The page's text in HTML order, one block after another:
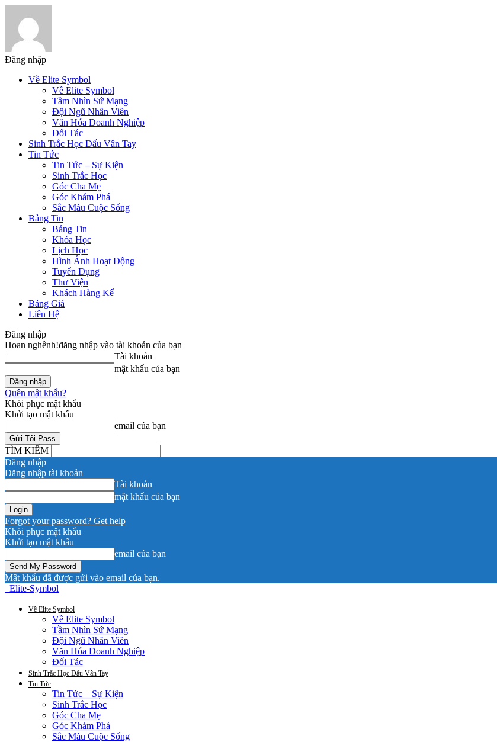
Đăng nhập
Về Elite Symbol
Về Elite Symbol
Tầm Nhìn Sứ Mạng
Đội Ngũ Nhân Viên
Văn Hóa Doanh Nghiệp
Đối Tác
Sinh Trắc Học Dấu Vân Tay
Tin Tức
Tin Tức – Sự Kiện
Sinh Trắc Học
Góc Cha Mẹ
Góc Khám Phá
Sắc Màu Cuộc Sống
Bảng Tin
Bảng Tin
Khóa Học
Lịch Học
Hình Ảnh Hoạt Động
Tuyển Dụng
Thư Viện
Khách Hàng Kể
Bảng Giá
Liên Hệ
Đăng nhập
Hoan nghênh!đăng nhập vào tài khoản của bạn
Tài khoản
mật khẩu của bạn
Quên mật khẩu?
Khôi phục mật khẩu
Khởi tạo mật khẩu
email của bạn
TÌM KIẾM
Đăng nhập
Đăng nhập tài khoản
Tài khoản
mật khẩu của bạn
Forgot your password? Get help
Khôi phục mật khẩu
Khởi tạo mật khẩu
email của bạn
Mật khẩu đã được gửi vào email của bạn.
Elite-Symbol
Về Elite Symbol
Về Elite Symbol
Tầm Nhìn Sứ Mạng
Đội Ngũ Nhân Viên
Văn Hóa Doanh Nghiệp
Đối Tác
Sinh Trắc Học Dấu Vân Tay
Tin Tức
Tin Tức – Sự Kiện
Sinh Trắc Học
Góc Cha Mẹ
Góc Khám Phá
Sắc Màu Cuộc Sống